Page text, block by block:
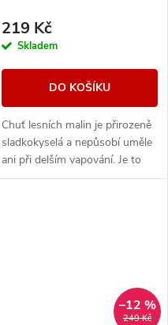
219 Kč
Skladem
DO KOŠÍKU
Chuť lesních malin je přirozeně
sladkokyselá a nepůsobí uměle
ani při delším vapování. Je to
ten typ e-liquidu, který tě
249 Kč
–12 %